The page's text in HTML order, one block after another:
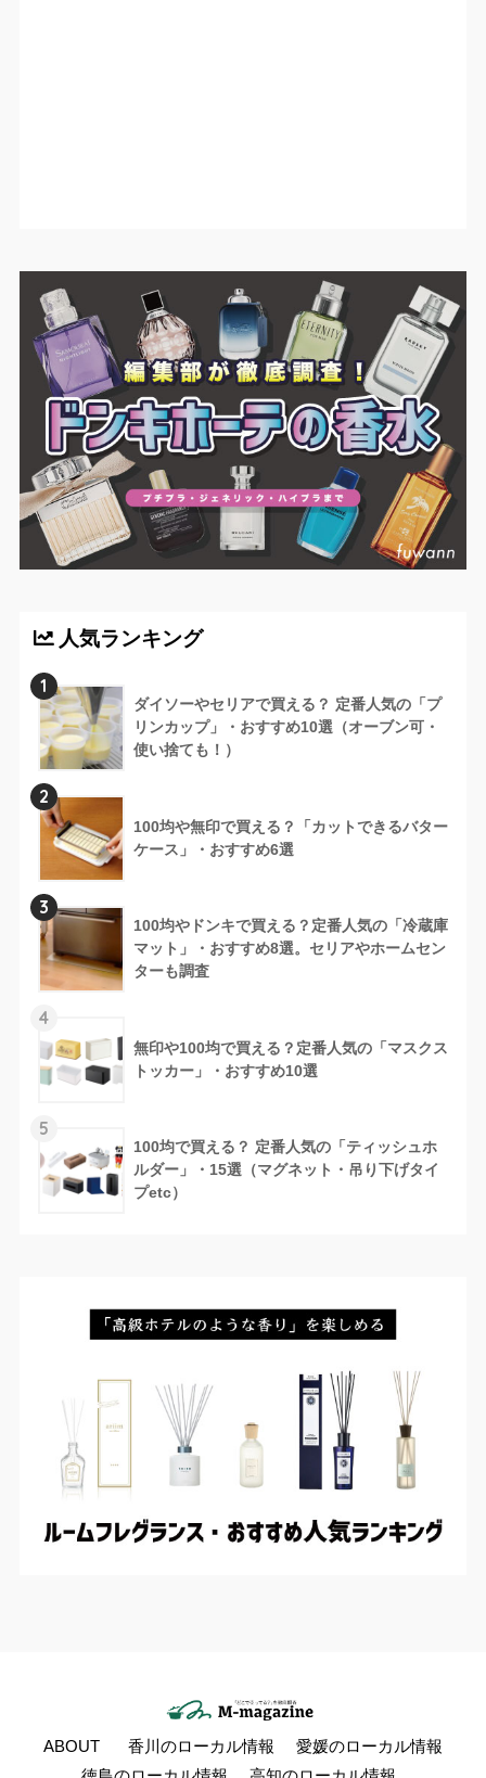
人気ランキング
1
ダイソーやセリアで買える？ 定番人気の「プ
リンカップ」・おすすめ10選（オーブン可・
使い捨ても！）
2
100均や無印で買える？「カットできるバター
ケース」・おすすめ6選
3
100均やドンキで買える？定番人気の「冷蔵庫
マット」・おすすめ8選。セリアやホームセン
ターも調査
4
無印や100均で買える？定番人気の「マスクス
トッカー」・おすすめ10選
5
100均で買える？ 定番人気の「ティッシュホ
ルダー」・15選（マグネット・吊り下げタイ
プetc）
ABOUT 香川のローカル情報
愛媛のローカル情報